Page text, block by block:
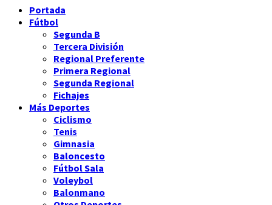
Portada
Fútbol
Segunda B
Tercera División
Regional Preferente
Primera Regional
Segunda Regional
Fichajes
Más Deportes
Ciclismo
Tenis
Gimnasia
Baloncesto
Fútbol Sala
Voleybol
Balonmano